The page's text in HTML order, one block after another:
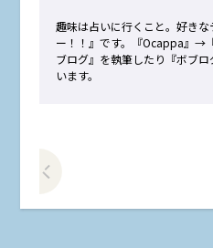
趣味は占いに行くこと。好き
ー！！』です。『Ocappa』
ブログ』を執筆したり『ボブ
います。